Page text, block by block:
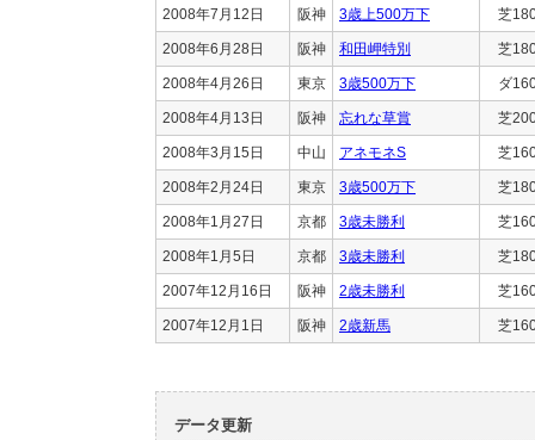
2008年7月12日 阪神 3歳上500万下 芝
2008年6月28日 阪神 和田岬特別 芝
2008年4月26日 東京 3歳500万下 ダ
2008年4月13日 阪神 忘れな草賞 芝
2008年3月15日 中山 アネモネS 芝
2008年2月24日 東京 3歳500万下 芝
2008年1月27日 京都 3歳未勝利 芝
2008年1月5日 京都 3歳未勝利 芝
2007年12月16日 阪神 2歳未勝利 芝
2007年12月1日 阪神 2歳新馬 芝
データ更新